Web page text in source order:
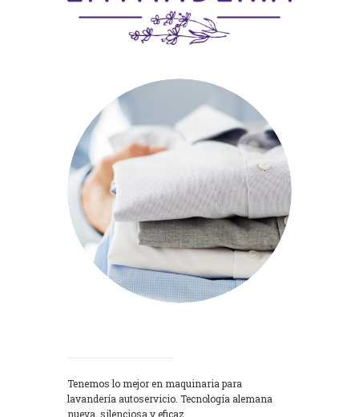
Tenemos lo mejor en maquinaria para
lavandería autoservicio. Tecnología alemana
nueva, silenciosa y eficaz.